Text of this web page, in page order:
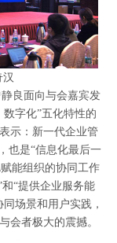
良面向与会嘉宾发
字化”五化特性的
示：新一代企业管
也是“信息化最后一
能组织的协同工作
“提供企业服务能
场景和用户实践，
会者极大的震撼。